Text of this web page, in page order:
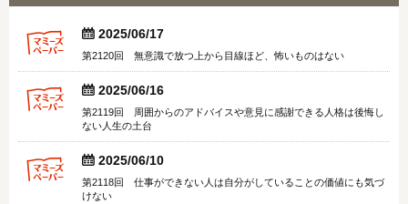
  2025/06/17
第2120回 無意識で放つ上から目線ほど、怖いものはない
  2025/06/16
第2119回 周囲からのアドバイスや意見に感謝できる人格は後悔し
ない人生の土台
  2025/06/10
第2118回 仕事ができない人は自分がしていることの価値にも気づ
けない